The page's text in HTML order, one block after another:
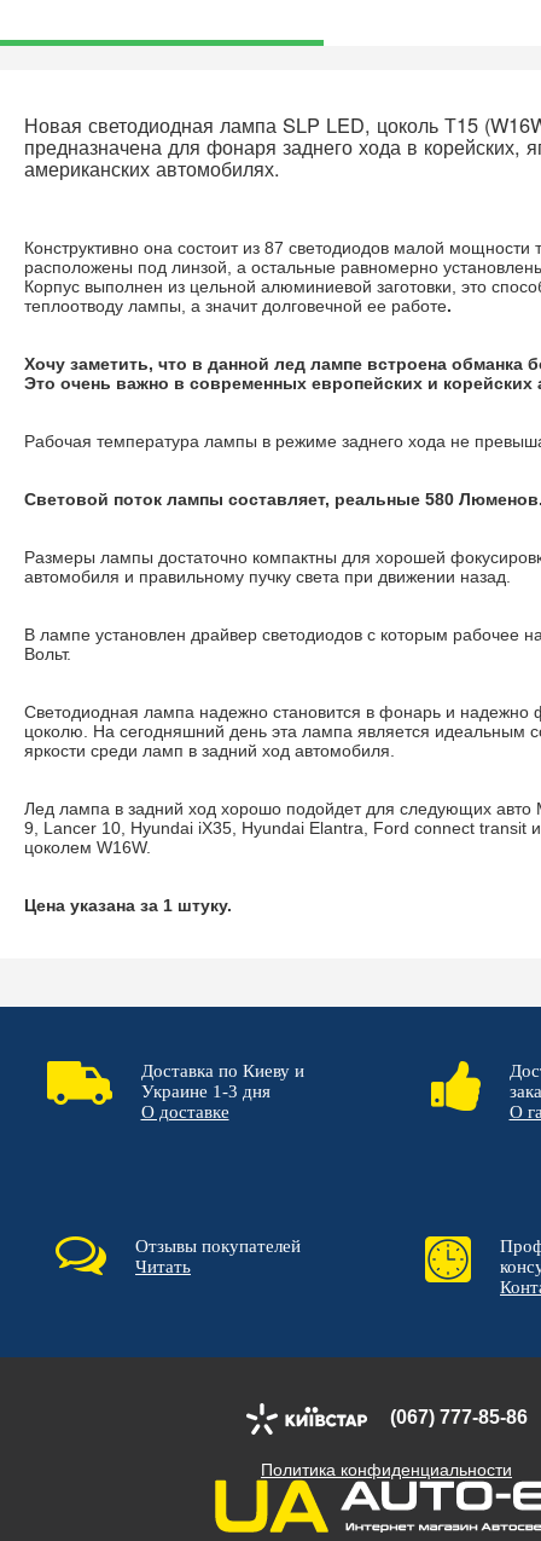
Новая светодиодная лампа SLP LED, цоколь Т15
предназначена для фонаря заднего хода в корейских,
американских автомобилях.
Конструктивно она состоит из 87 светодиодов малой мощности
расположены под линзой, а остальные равномерно
Корпус выполнен из цельной алюминиевой заготовки, это
теплоотводу лампы, а значит долговечной ее работе.
Хочу заметить, что в данной лед лампе встроена обманка
Это очень важно в современных европейских и корейских
Рабочая температура лампы в режиме заднего хода не
Световой поток лампы составляет, реальные 580
Размеры лампы достаточно компактны для хорошей
автомобиля и правильному пучку света при движении назад.
В лампе установлен драйвер светодиодов с которым рабочее
Вольт.
Светодиодная лампа надежно становится в фонарь и надежно
цоколю. На сегодняшний день эта лампа является идеальным
яркости среди ламп в задний ход автомобиля.
Лед лампа в задний ход хорошо подойдет для следующих авто
9, Lancer 10, Hyundai iX35, Hyundai Elantra, Ford connect transit
цоколем W16W.
Цена указана за 1 штуку.
Доставка по Киеву и
Украине 1-3 дня
О доставке
О
Отзывы покупателей
Читать
(067) 777-85-86
Политика конфиденциальности